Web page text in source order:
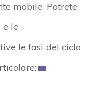
mobile. Potrete
e le
le fasi del ciclo